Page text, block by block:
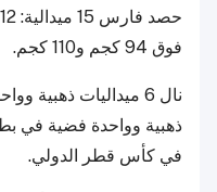
فوق 94 كجم و110 كجم.
ذهبية وواحدة فضية في
في كأس قطر الدولي.